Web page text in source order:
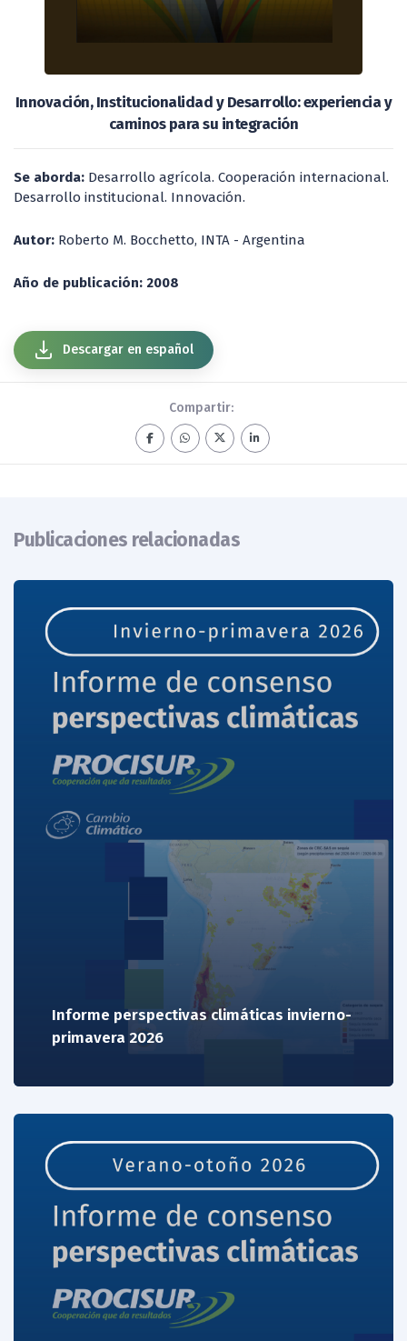
Innovación, Institucionalidad y Desarrollo: experiencia y
caminos para su integración
Se aborda: Desarrollo agrícola. Cooperación internacional.
Desarrollo institucional. Innovación.
Autor: Roberto M. Bocchetto, INTA - Argentina
Año de publicación: 2008
Descargar en español
Compartir:
Publicaciones relacionadas
Informe perspectivas climáticas invierno-
primavera 2026